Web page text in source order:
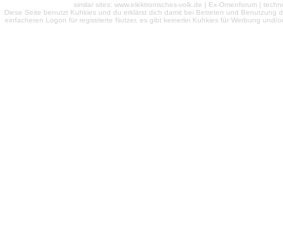
similar sites: www.elektronisches-volk.de | Ex-Omenforum |
Diese Seite benutzt Kuhkies und du erklärst dich damit bei Betreten und Benutzung
einfacheren Logon für registrierte Nutzer, es gibt keinerlei Kuhkies für Werbung